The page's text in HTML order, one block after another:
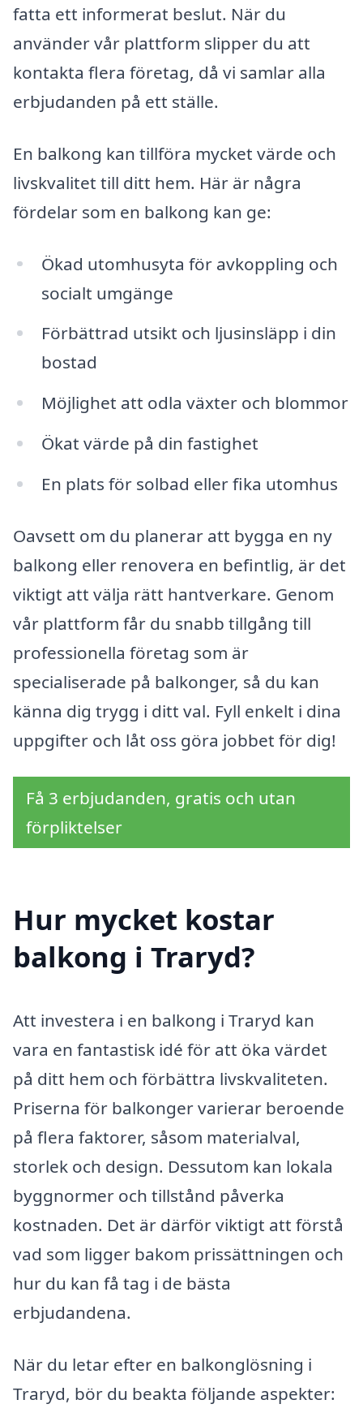
fatta ett informerat beslut. När du
använder vår plattform slipper du att
kontakta flera företag, då vi samlar alla
erbjudanden på ett ställe.
En balkong kan tillföra mycket värde och
livskvalitet till ditt hem. Här är några
fördelar som en balkong kan ge:
Ökad utomhusyta för avkoppling och
socialt umgänge
Förbättrad utsikt och ljusinsläpp i din
bostad
Möjlighet att odla växter och blommor
Ökat värde på din fastighet
En plats för solbad eller fika utomhus
Oavsett om du planerar att bygga en ny
balkong eller renovera en befintlig, är det
viktigt att välja rätt hantverkare. Genom
vår plattform får du snabb tillgång till
professionella företag som är
specialiserade på balkonger, så du kan
känna dig trygg i ditt val. Fyll enkelt i dina
uppgifter och låt oss göra jobbet för dig!
Få 3 erbjudanden, gratis och utan
förpliktelser
Hur mycket kostar
balkong i Traryd?
Att investera i en balkong i Traryd kan
vara en fantastisk idé för att öka värdet
på ditt hem och förbättra livskvaliteten.
Priserna för balkonger varierar beroende
på flera faktorer, såsom materialval,
storlek och design. Dessutom kan lokala
byggnormer och tillstånd påverka
kostnaden. Det är därför viktigt att förstå
vad som ligger bakom prissättningen och
hur du kan få tag i de bästa
erbjudandena.
När du letar efter en balkonglösning i
Traryd, bör du beakta följande aspekter: